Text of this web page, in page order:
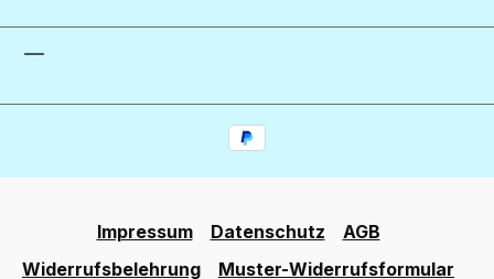
Impressum Datenschutz
AGB
Widerrufsbelehrung
Muster-Widerrufsformular